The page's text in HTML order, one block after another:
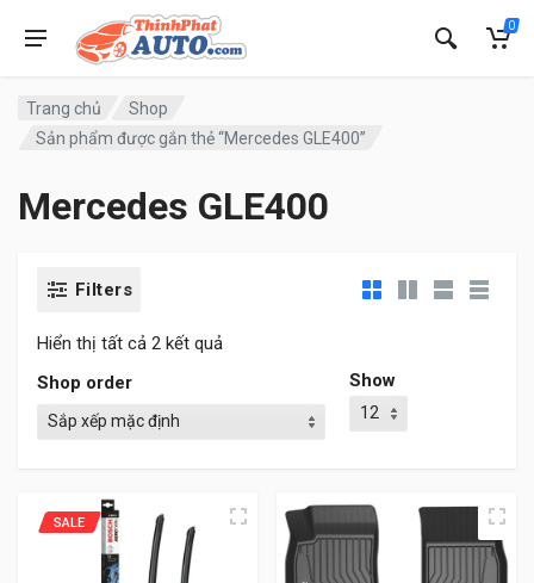
0
Trang chủ
Shop
Sản phẩm được gắn thẻ “Mercedes GLE400”
Mercedes GLE400
Filters
Hiển thị tất cả 2 kết quả
Shop order
Show
SALE